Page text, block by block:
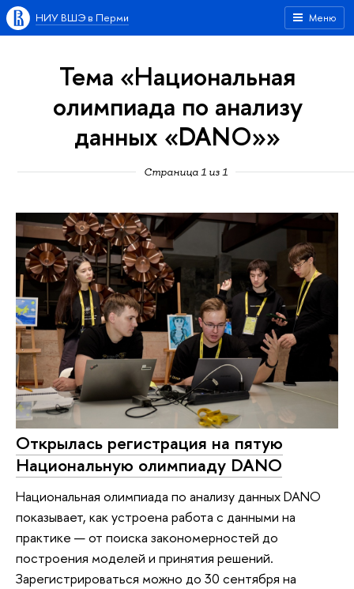
Меню
НИУ ВШЭ в Перми
Тема «Национальная
олимпиада по анализу
данных «DANO»»
Страница 1 из 1
Открылась регистрация на пятую
Национальную олимпиаду DANO
Национальная олимпиада по анализу данных DANO
показывает, как устроена работа с данными на
практике — от поиска закономерностей до
построения моделей и принятия решений.
Зарегистрироваться можно до 30 сентября на